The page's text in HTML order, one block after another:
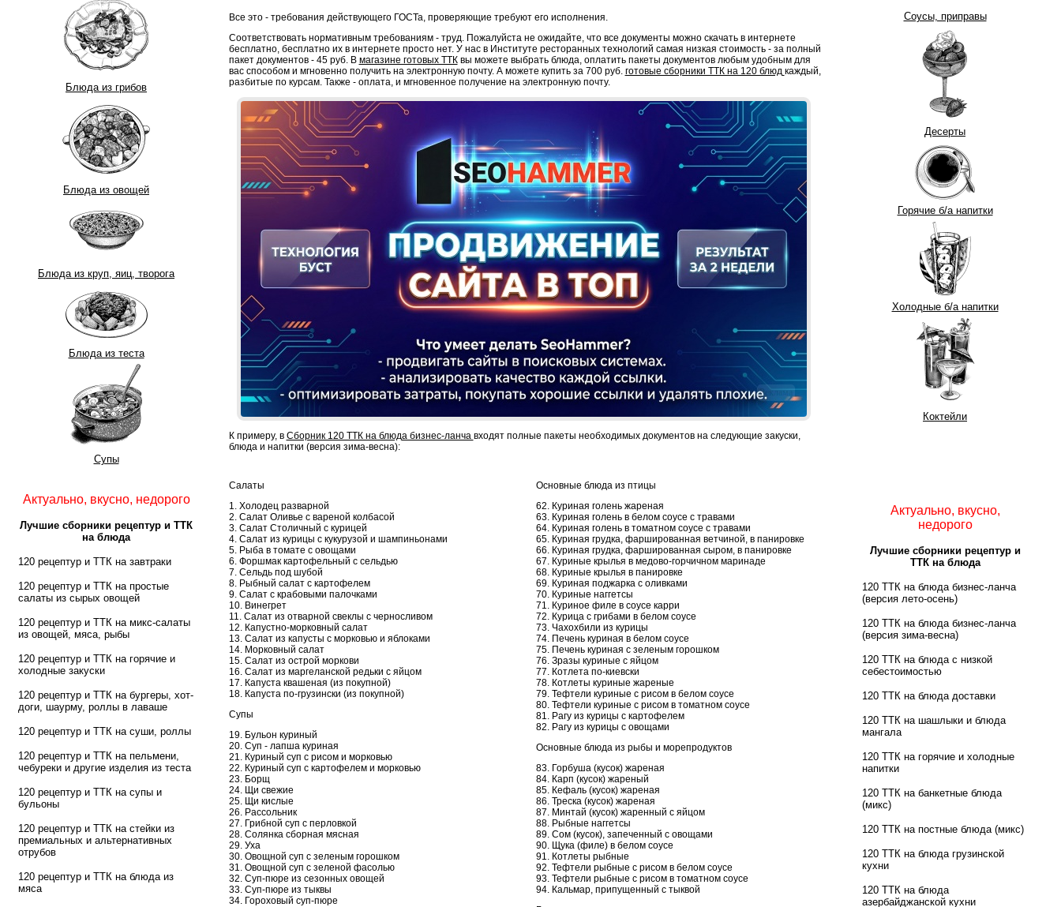
Блюда из грибов
Блюда из овощей
Блюда из круп, яиц, творога
Блюда из теста
Супы
Актуально, вкусно, недорого
Лучшие сборники рецептур и ТТК
на блюда
120 рецептур и ТТК на завтраки
120 рецептур и ТТК на простые
салаты из сырых овощей
120 рецептур и ТТК на микс-салаты
из овощей, мяса, рыбы
120 рецептур и ТТК на горячие и
холодные закуски
120 рецептур и ТТК на бургеры, хот-
доги, шаурму, роллы в лаваше
120 рецептур и ТТК на суши, роллы
120 рецептур и ТТК на пельмени,
чебуреки и другие изделия из теста
120 рецептур и ТТК на супы и
бульоны
120 рецептур и ТТК на стейки из
премиальных и альтернативных
отрубов
120 рецептур и ТТК на блюда из
мяса
Все это - требования действующего ГОСТа, проверяющие требуют его исполнения.
Соответствовать нормативным требованиям - труд. Пожалуйста не ожидайте, что все документы можно скачать в интернете
бесплатно, бесплатно их в интернете просто нет. У нас в Институте ресторанных технологий самая низкая стоимость - за полный
пакет документов - 45 руб. В магазине готовых ТТКвы можете выбрать блюда, оплатить пакеты документов любым удобным для
вас способом и мгновенно получить на электронную почту. А можете купить за 700 руб. готовые сборники ТТК на 120 блюд каждый,
разбитые по курсам. Также - оплата, и мгновенное получение на электронную почту.
Реклама
К примеру, в Сборник 120 ТТК на блюда бизнес-ланча входят полные пакеты необходимых документов на следующие закуски,
блюда и напитки (версия зима-весна):
Салаты
1. Холодец разварной
2. Салат Оливье с вареной колбасой
3. Салат Столичный с курицей
4. Салат из курицы с кукурузой и шампиньонами
5. Рыба в томате с овощами
6. Форшмак картофельный с сельдью
7. Сельдь под шубой
8. Рыбный салат с картофелем
9. Салат с крабовыми палочками
10. Винегрет
11. Салат из отварной свеклы с черносливом
12. Капустно-морковный салат
13. Салат из капусты с морковью и яблоками
14. Морковный салат
15. Салат из острой моркови
16. Салат из маргеланской редьки с яйцом
17. Капуста квашеная (из покупной)
18. Капуста по-грузински (из покупной)
Супы
19. Бульон куриный
20. Суп - лапша куриная
21. Куриный суп с рисом и морковью
22. Куриный суп с картофелем и морковью
23. Борщ
24. Щи свежие
25. Щи кислые
26. Рассольник
27. Грибной суп с перловкой
28. Солянка сборная мясная
29. Уха
30. Овощной суп с зеленым горошком
31. Овощной суп с зеленой фасолью
32. Суп-пюре из сезонных овощей
33. Суп-пюре из тыквы
34. Гороховый суп-пюре
Основные блюда из птицы
62. Куриная голень жареная
63. Куриная голень в белом соусе с травами
64. Куриная голень в томатном соусе с травами
65. Куриная грудка, фаршированная ветчиной, в панировке
66. Куриная грудка, фаршированная сыром, в панировке
67. Куриные крылья в медово-горчичном маринаде
68. Куриные крылья в панировке
69. Куриная поджарка с оливками
70. Куриные наггетсы
71. Куриное филе в соусе карри
72. Курица с грибами в белом соусе
73. Чахохбили из курицы
74. Печень куриная в белом соусе
75. Печень куриная с зеленым горошком
76. Зразы куриные с яйцом
77. Котлета по-киевски
78. Котлеты куриные жареные
79. Тефтели куриные с рисом в белом соусе
80. Тефтели куриные с рисом в томатном соусе
81. Рагу из курицы с картофелем
82. Рагу из курицы с овощами
Основные блюда из рыбы и морепродуктов
83. Горбуша (кусок) жареная
84. Карп (кусок) жареный
85. Кефаль (кусок) жареная
86. Треска (кусок) жареная
87. Минтай (кусок) жаренный с яйцом
88. Рыбные наггетсы
89. Сом (кусок), запеченный с овощами
90. Щука (филе) в белом соусе
91. Котлеты рыбные
92. Тефтели рыбные с рисом в белом соусе
93. Тефтели рыбные с рисом в томатном соусе
94. Кальмар, припущенный с тыквой
Соусы, приправы
Десерты
Горячие б/а напитки
Холодные б/а напитки
Коктейли
Актуально, вкусно,
недорого
Лучшие сборники рецептур и
ТТК на блюда
120 ТТК на блюда бизнес-ланча
(версия лето-осень)
120 ТТК на блюда бизнес-ланча
(версия зима-весна)
120 ТТК на блюда с низкой
себестоимостью
120 ТТК на блюда доставки
120 ТТК на шашлыки и блюда
мангала
120 ТТК на горячие и холодные
напитки
120 ТТК на банкетные блюда
(микс)
120 ТТК на постные блюда (микс)
120 ТТК на блюда грузинской
кухни
120 ТТК на блюда
азербайджанской кухни